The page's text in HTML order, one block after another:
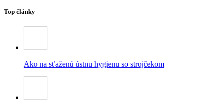
Top články
Ako na sťaženú ústnu hygienu so strojčekom